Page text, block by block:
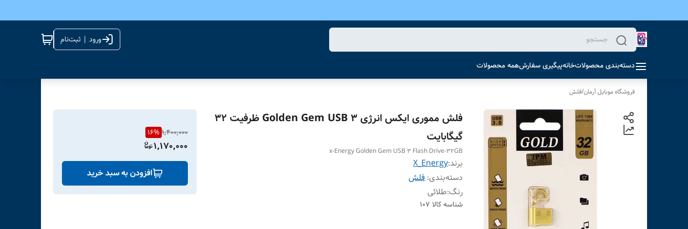
ورود | ثبت‌نام
دسته‌بندی محصولاتخانهپیگیری سفارشهمه محصولات
فروشگاه موبایل آرمان/فلش
فلش مموری ایکس انرژی Golden Gem USB 3 ظرفیت 32
گیگابایت
x-Energy Golden Gem USB 3 Flash Drive-32GB
برند:X_Energy
دسته‌بندی: فلش
رنگ:طلائی
شناسه کالا 107
1,400,000
16%
1,170,000
افزودن به سبد خرید